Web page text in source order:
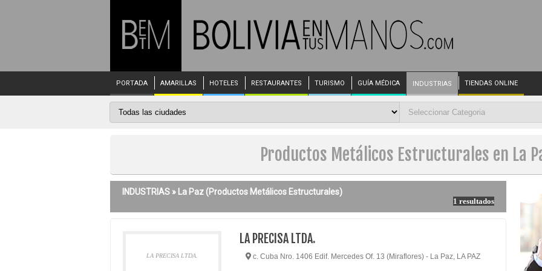
PORTADA AMARILLAS HOTELES RESTAURANTES TURISMO GUÍA MÉDICA INDUSTRIAS TIENDAS ONLINE
Productos Metálicos Estructurales en La
INDUSTRIAS » La Paz (Productos Metálicos Estructurales)
1 resultados
LA PRECISA LTDA.
LA PRECISA LTDA.
c. Cuba Nro. 1406 Edif. Mercedes Of. 13 (Miraflores) - La Paz, LA PAZ